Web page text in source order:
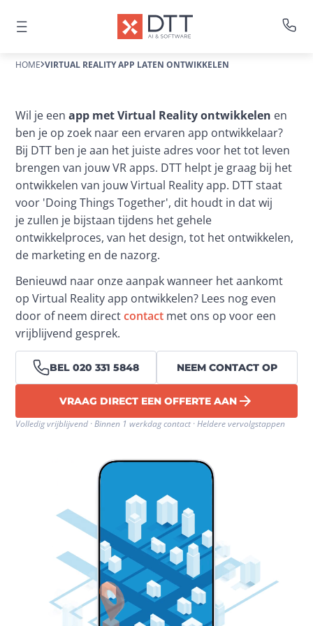
HOME VIRTUAL REALITY APP LATEN ONTWIKKELEN
Wil je een app met Virtual Reality ontwikkelen en
ben je op zoek naar een ervaren app ontwikkelaar?
Bij DTT ben je aan het juiste adres voor het tot leven
brengen van jouw VR apps. DTT helpt je graag bij het
ontwikkelen van jouw Virtual Reality app. DTT staat
voor 'Doing Things Together', dit houdt in dat wij
je zullen je bijstaan tijdens het gehele
ontwikkelproces, van het design, tot het ontwikkelen,
de marketing en de nazorg.
Benieuwd naar onze aanpak wanneer het aankomt
op Virtual Reality app ontwikkelen? Lees nog even
door of neem direct contact met ons op voor een
vrijblijvend gesprek.
BEL 020 331 5848 NEEM CONTACT OP
VRAAG DIRECT EEN OFFERTE AAN
Volledig vrijblijvend · Binnen 1 werkdag contact · Heldere vervolgstappen